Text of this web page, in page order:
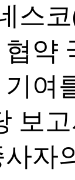
스
협약
여
보
자